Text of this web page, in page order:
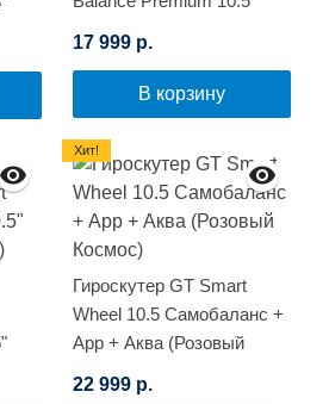
17 999 р.
В корзину
Гироскутер GT Smart
Wheel 10.5 Самобаланс +
App + Аква (Розовый
22 999 р.
Хит!